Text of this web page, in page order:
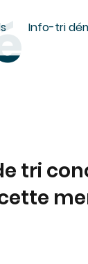
Info-tri
tri